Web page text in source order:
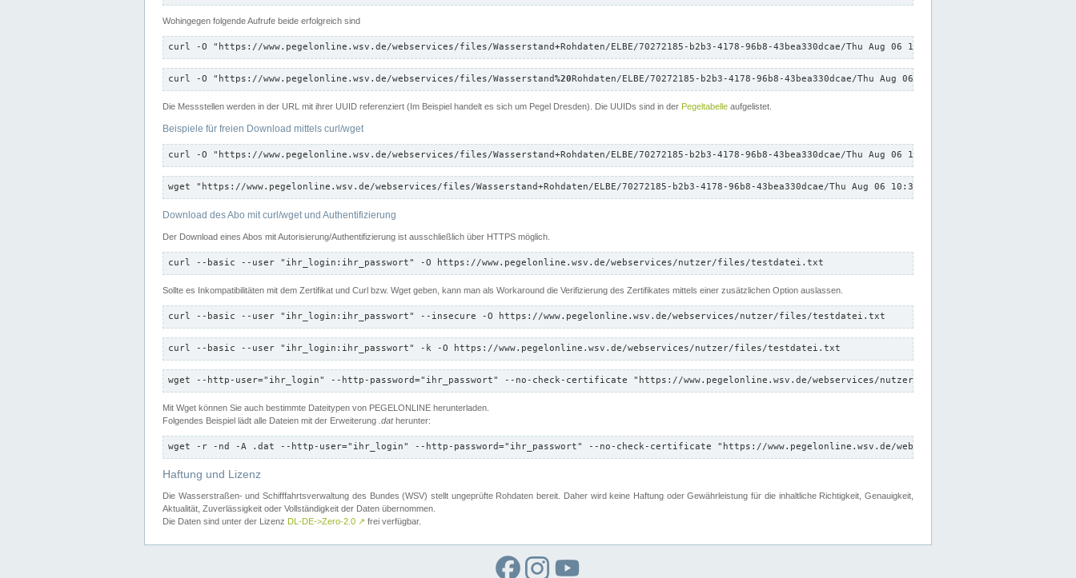
Wohingegen folgende Aufrufe beide erfolgreich sind
curl -O "https://www.pegelonline.wsv.de/webservices/files/Wasserstand+Rohdaten/ELBE/70272185-b2b3-4178-96b8-43bea330dcae/Thu Aug 06 10:31:46 CEST 2026/down.txt"
curl -O "https://www.pegelonline.wsv.de/webservices/files/Wasserstand%20Rohdaten/ELBE/70272185-b2b3-4178-96b8-43bea330dcae/Thu Aug 06 10:31:46 CEST 2026/down.txt"
Die Messstellen werden in der URL mit ihrer UUID referenziert (Im Beispiel handelt es sich um Pegel Dresden). Die UUIDs sind in der Pegeltabelle aufgelistet.
Beispiele für freien Download mittels curl/wget
curl -O "https://www.pegelonline.wsv.de/webservices/files/Wasserstand+Rohdaten/ELBE/70272185-b2b3-4178-96b8-43bea330dcae/Thu Aug 06 10:31:46 CEST 2026/down.txt"
wget "https://www.pegelonline.wsv.de/webservices/files/Wasserstand+Rohdaten/ELBE/70272185-b2b3-4178-96b8-43bea330dcae/Thu Aug 06 10:31:46 CEST 2026/down.txt"
Download des Abo mit curl/wget und Authentifizierung
Der Download eines Abos mit Autorisierung/Authentifizierung ist ausschließlich über HTTPS möglich.
curl --basic --user "ihr_login:ihr_passwort" -O https://www.pegelonline.wsv.de/webservices/nutzer/files/testdatei.txt
Sollte es Inkompatibilitäten mit dem Zertifikat und Curl bzw. Wget geben, kann man als Workaround die Verifizierung des Zertifikates mittels einer zusätzlichen Option auslassen.
curl --basic --user "ihr_login:ihr_passwort" --insecure -O https://www.pegelonline.wsv.de/webservices/nutzer/files/testdatei.txt
curl --basic --user "ihr_login:ihr_passwort" -k -O https://www.pegelonline.wsv.de/webservices/nutzer/files/testdatei.txt
wget --http-user="ihr_login" --http-password="ihr_passwort" --no-check-certificate "https://www.pegelonline.wsv.de/webservices/nutzer/files/testdatei.txt"
Mit Wget können Sie auch bestimmte Dateitypen von PEGELONLINE herunterladen.
Folgendes Beispiel lädt alle Dateien mit der Erweiterung .datherunter:
wget -r -nd -A .dat --http-user="ihr_login" --http-password="ihr_passwort" --no-check-certificate "https://www.pegelonline.wsv.de/webservices/nutzer/files"
Haftung und Lizenz
Die Wasserstraßen- und Schifffahrtsverwaltung des Bundes (WSV) stellt ungeprüfte Rohdaten bereit. Daher wird keine Haftung oder Gewährleistung für die inhaltliche Richtigkeit, Genauigkeit,
Aktualität, Zuverlässigkeit oder Vollständigkeit der Daten übernommen.
Die Daten sind unter der Lizenz DL-DE->Zero-2.0 ↗ frei verfügbar.